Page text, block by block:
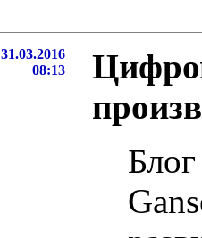
31.03.2016
08:13